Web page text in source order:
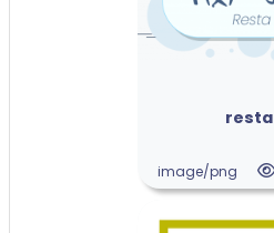
resta
image/png